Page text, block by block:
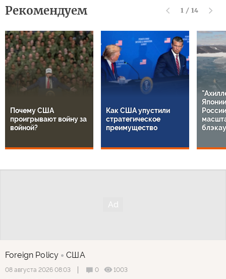
Рекомендуем 1 / 14
Почему США
проигрывают войну за
войной?
Как США упустили
стратегическое
преимущество
Foreign Policy США
08 августа 2026 08:03 0
1003